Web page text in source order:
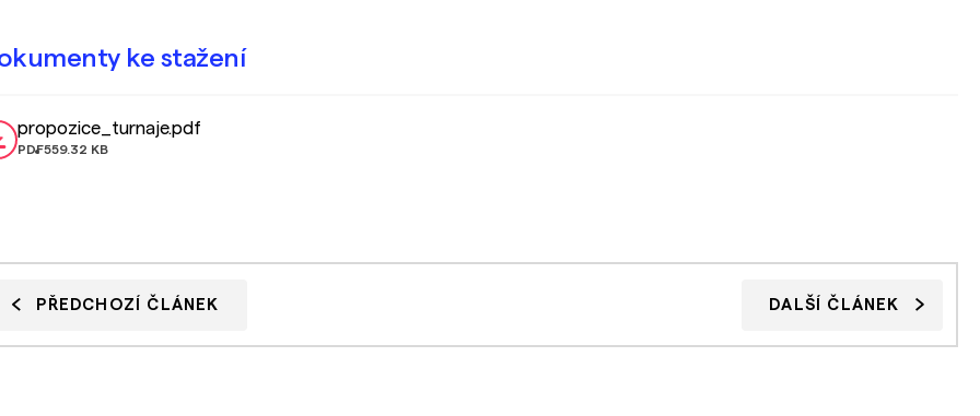
ke stažení
propozice_turnaje.pdf
PDF559.32 KB
PŘEDCHOZÍ ČLÁNEK DALŠÍ ČLÁNEK